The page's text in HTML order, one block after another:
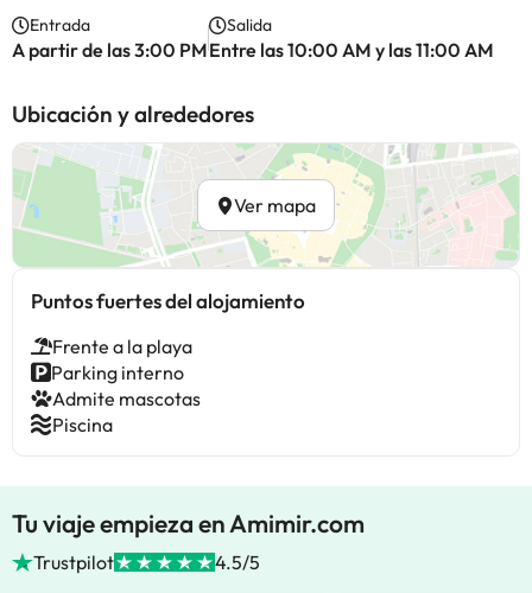
Entrada
A partir de las 3:00 PM
Salida
Entre las 10:00 AM y las 11:00 AM
Ubicación y alrededores
Ver mapa
Puntos fuertes del alojamiento
Frente a la playa
Parking interno
Admite mascotas
Piscina
Tu viaje empieza en Amimir.com
Trustpilot 4.5/5